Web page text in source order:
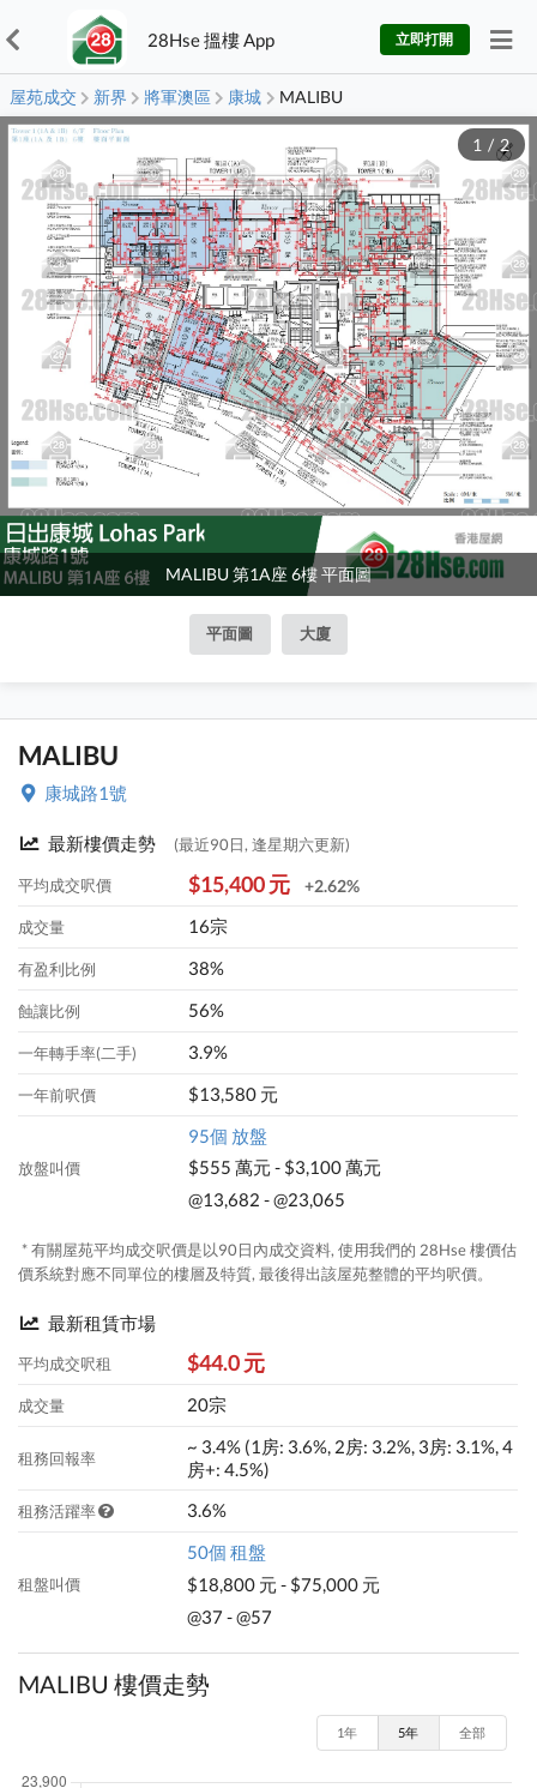
28Hse 搵樓 App 立即打開
屋苑成交 新界 將軍澳區 康城 MALIBU
MALIBU 第1A座 6樓 平面圖
1 /2
平面圖 大廈
MALIBU
康城路1號
最新樓價走勢 (最近90日, 逢星期六更新)
平均成交呎價 $15,400 元 +2.62%
成交量 16宗
有盈利比例 38%
蝕讓比例 56%
一年轉手率(二手) 3.9%
一年前呎價 $13,580 元
放盤叫價
95個 放盤
$555 萬元 - $3,100 萬元
@13,682 - @23,065
* 有關屋苑平均成交呎價是以90日內成交資料, 使用我們的 28Hse 樓價估
價系統對應不同單位的樓層及特質, 最後得出該屋苑整體的平均呎價。
最新租賃市場
平均成交呎租 $44.0 元
成交量 20宗
租務回報率
~ 3.4% (1房: 3.6%, 2房: 3.2%, 3房: 3.1%, 4
房+: 4.5%)
租務活躍率 3.6%
租盤叫價
50個 租盤
$18,800 元 - $75,000 元
@37 - @57
MALIBU 樓價走勢
1年 5年 全部